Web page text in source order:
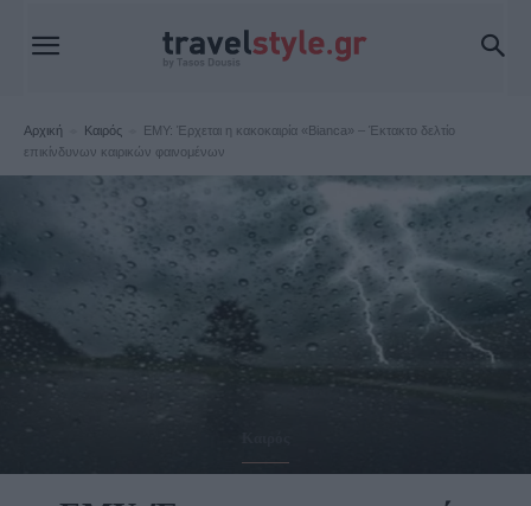
Αρχική Καιρός
ΕΜΥ: Έρχεται η κακοκαιρία «Bianca» – Έκτακτο δελτίο
επικίνδυνων καιρικών φαινομένων